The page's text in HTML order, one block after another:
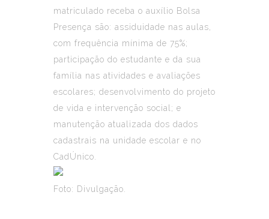
matriculado receba o auxílio Bolsa
Presença são: assiduidade nas aulas,
com frequência mínima de 75%;
participação do estudante e da sua
família nas atividades e avaliações
escolares; desenvolvimento do projeto
de vida e intervenção social; e
manutenção atualizada dos dados
cadastrais na unidade escolar e no
CadÚnico.
Foto: Divulgação.